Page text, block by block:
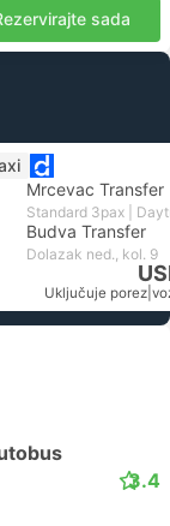
sada
Mrcevac Transfer
Budva Transfer
Dolazak ned., kol. 9
Uključuje porez
3.4